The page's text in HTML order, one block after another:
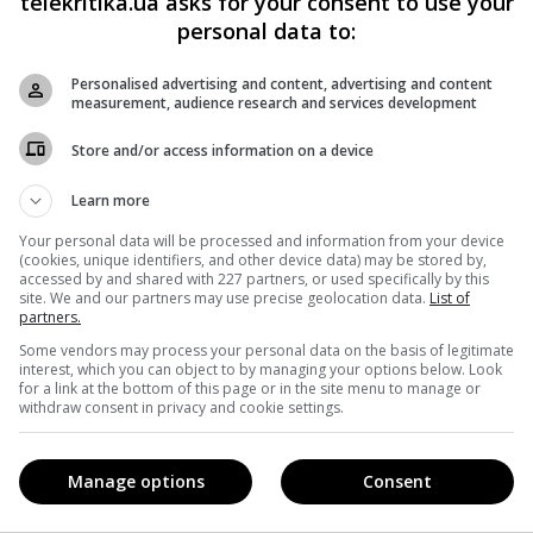
Пратчеттов отдушиной и даже лекарством. Рианна
болезни Альцгеймера и не мог спать по ночам, я
приносили успокоение в темные времена. Для нас
был удостоен звания кавалера ордена Британской
критиковал широкую раскрутку «Гарри Поттера» в
активно увлечены «увеличением популярности
негативно высказался в адрес самой Роулинг,
к самим средствам массовой информации.
personal data to:
Personalised advertising and content, advertising and content
measurement, audience research and services development
Store and/or access information on a device
Learn more
Your personal data will be processed and information from your device
(cookies, unique identifiers, and other device data) may be stored by,
accessed by and shared with 227 partners, or used specifically by this
site. We and our partners may use precise geolocation data. List of
partners.
Some vendors may process your personal data on the basis of legitimate
interest, which you can object to by managing your options below. Look
for a link at the bottom of this page or in the site menu to manage or
withdraw consent in privacy and cookie settings.
Consent
Manage options